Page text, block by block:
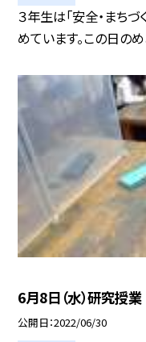
３年生は「安全・まち
めています。この日の
6月8日（水）研究授業
公開日 2022/06/30